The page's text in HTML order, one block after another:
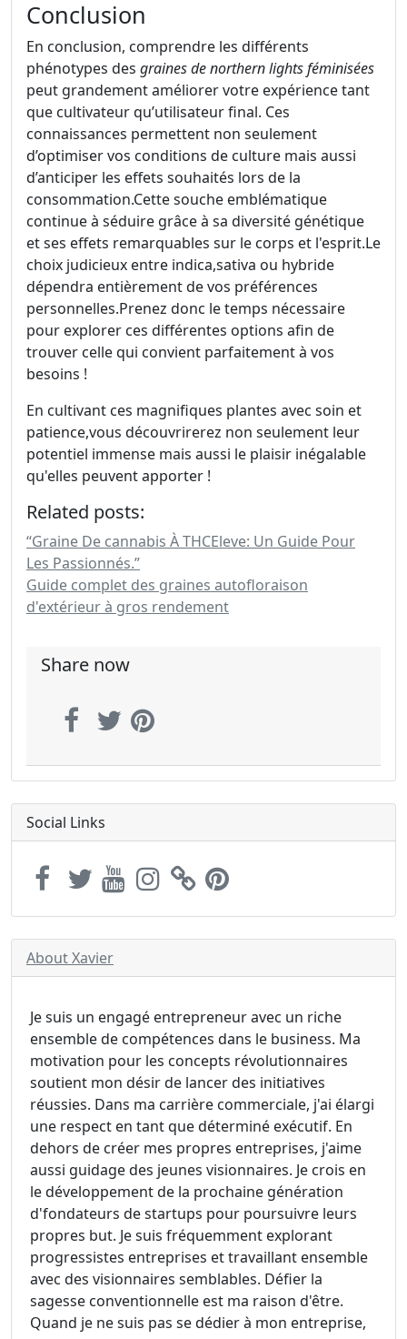
Conclusion
En conclusion, comprendre les différents
phénotypes des graines de northern lights féminisées
peut grandement améliorer votre expérience tant
que cultivateur qu’utilisateur final. Ces
connaissances permettent non seulement
d’optimiser vos conditions de culture mais aussi
d’anticiper les effets souhaités lors de la
consommation.Cette souche emblématique
continue à séduire grâce à sa diversité génétique
et ses effets remarquables sur le corps et l'esprit.Le
choix judicieux entre indica,sativa ou hybride
dépendra entièrement de vos préférences
personnelles.Prenez donc le temps nécessaire
pour explorer ces différentes options afin de
trouver celle qui convient parfaitement à vos
besoins !
En cultivant ces magnifiques plantes avec soin et
patience,vous découvrirerez non seulement leur
potentiel immense mais aussi le plaisir inégalable
qu'elles peuvent apporter !
Related posts:
“Graine De cannabis À THCEleve: Un Guide Pour
Les Passionnés.”
Guide complet des graines autofloraison
d'extérieur à gros rendement
Share now
Social Links
About Xavier
Je suis un engagé entrepreneur avec un riche
ensemble de compétences dans le business. Ma
motivation pour les concepts révolutionnaires
soutient mon désir de lancer des initiatives
réussies. Dans ma carrière commerciale, j'ai élargi
une respect en tant que déterminé exécutif. En
dehors de créer mes propres entreprises, j'aime
aussi guidage des jeunes visionnaires. Je crois en
le développement de la prochaine génération
d'fondateurs de startups pour poursuivre leurs
propres but. Je suis fréquemment explorant
progressistes entreprises et travaillant ensemble
avec des visionnaires semblables. Défier la
sagesse conventionnelle est ma raison d'être.
Quand je ne suis pas se dédier à mon entreprise,